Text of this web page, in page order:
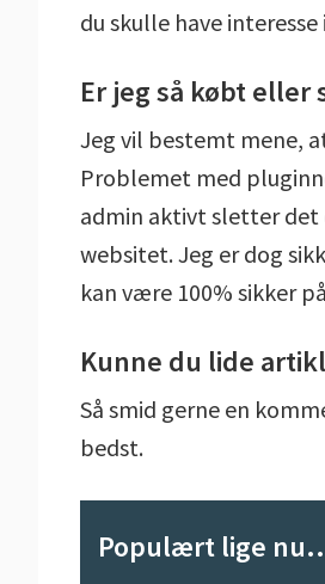
du skulle have
Er jeg så købt eller
Jeg vil bestemt mene,
Problemet med
admin aktivt sletter
websitet. Jeg er dog
kan være 100% sikker
Kunne du lide
Så smid gerne en
bedst.
Populært lige